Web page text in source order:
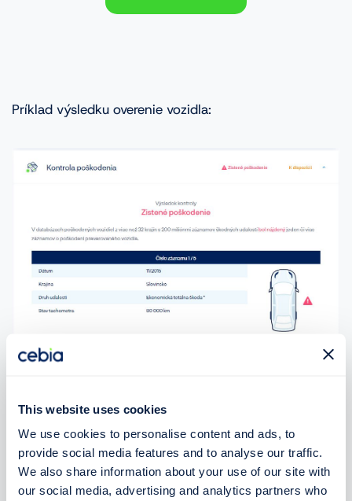
This website uses cookies
We use cookies to personalise content and ads, to
provide social media features and to analyse our traffic.
We also share information about your use of our site with
our social media, advertising and analytics partners who
Príklad výsledku overenie vozidla: